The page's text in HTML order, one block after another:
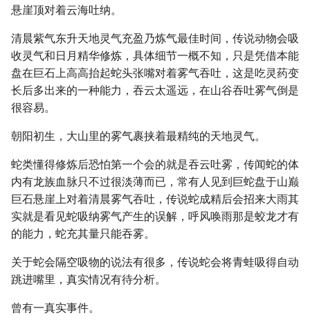
悬崖顶对着云海吐纳。
清晨紫气东升天地灵气充盈乃炼气最佳时间，传说动物会吸
收灵气和日月精华修炼，具体细节一概不知，只是凭借本能
盘在巨石上高高抬起蛇头张嘴对着雾气吞吐，这是吃灵药变
长后多出来的一种能力，吞云太遥远，在山谷吞吐雾气倒是
很容易。
朝阳初生，大山里的雾气裹挟着最精纯的天地灵气。
蛇类懂得修炼后恐怕第一个会的就是吞云吐雾，传闻蛇的体
内有龙族血脉只不过很淡薄而已，常有人见到巨蛇盘于山巅
巨石悬崖上对着清晨雾气吞吐，传说蛇成精后会招来大雨其
实就是看见蛇吸纳雾气产生的误解，呼风唤雨那是蛟龙才有
的能力，蛇充其量只能吞雾。
关于蛇会隔空吸物的说法有很多，传说蛇会将青蛙吸得自动
跳进嘴里，真实情况有待分析。
曾有一真实事件。